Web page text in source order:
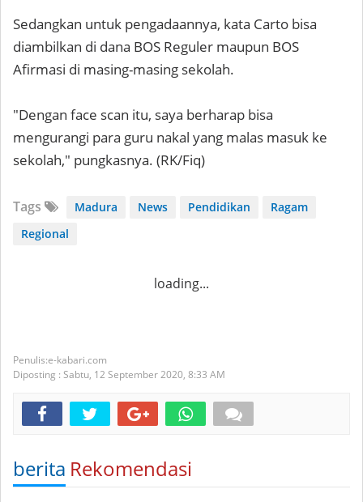
Sedangkan untuk pengadaannya, kata Carto bisa
diambilkan di dana BOS Reguler maupun BOS
Afirmasi di masing-masing sekolah.
"Dengan face scan itu, saya berharap bisa
mengurangi para guru nakal yang malas masuk ke
sekolah," pungkasnya. (RK/Fiq)
Tags Madura News Pendidikan
Ragam
Regional
loading...
e-kabari.com
Diposting : Sabtu, 12 September 2020, 8:33 AM
berita Rekomendasi